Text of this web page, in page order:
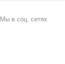
Мы в соц. сетях